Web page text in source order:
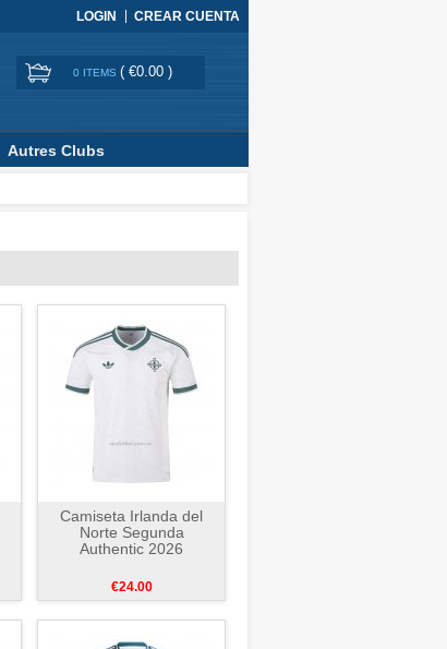
LOGIN CREAR CUENTA
0 ITEMS ( €0.00 )
Autres Clubs
Camiseta Irlanda del
Norte Segunda
Authentic 2026
€24.00